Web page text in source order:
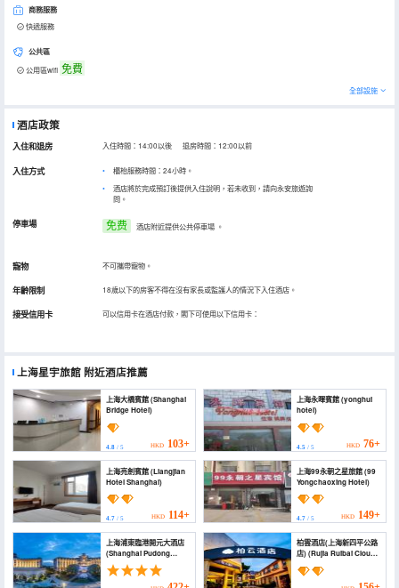
商務服務
快遞服務
公共區
公用區wifi 免費
全部設施
酒店政策
入住和退房 入住時間：14:00以後 退房時間：12:00以前
入住方式
櫃枱服務時間：24小時。
酒店將於完成預訂後提供入住說明，若未收到，請向永安旅遊詢
問。
停車場 免费 酒店附近提供公共停車場 。
寵物 不可攜帶寵物。
年齡限制 18歲以下的房客不得在沒有家長或監護人的情況下入住酒店。
接受信用卡 可以信用卡在酒店付款，閣下可使用以下信用卡：
上海星宇旅館 附近酒店推薦
上海大橋賓館 (Shanghai
Bridge Hotel)
4.8 / 5 HKD 103+
上海永暉賓館 (yonghui
hotel)
4.5/ 5 HKD 76+
上海亮劍賓館 (Liangjian
Hotel Shanghai)
4.7 / 5 HKD 114+
上海99永朝之星旅館 (99
Yongchaoxing Hotel)
4.7/ 5 HKD 149+
上海浦東臨港開元大酒店
(Shanghai Pudong
Lingang Kaiyuan Hotel)
柏雲酒店(上海新四平公路
店) (Rujia Ruibai Cloud
Road New Siping Road